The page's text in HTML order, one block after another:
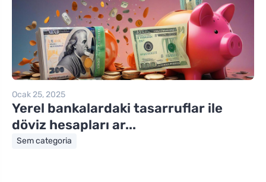
Ocak 25, 2025
Yerel bankalardaki tasarruflar ile
döviz hesapları ar...
Sem categoria